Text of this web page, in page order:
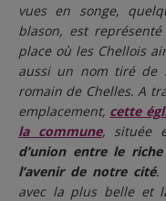
vues en songe,
blason, est
place où les Chellois
aussi un nom tiré de
romain de Chelles. A
emplacement, cette
la commune, située
d’union entre le
l’avenir de notre cité.
avec la plus belle et